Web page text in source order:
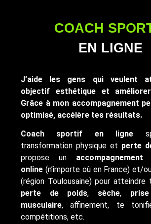
COACH
EN LIGNE
J’aide les gens qui veulent
objectif esthétique et
Grâce à mon accompagnement
optimisé, accélère tes résultats.
Coach sportif en ligne
transformation physique et perte
propose un accompagnement
online (n’importe où en France) et/
(région Toulousaine) pour
perte de poids, sèche,
musculaire, affinement, te
compétitions, etc.